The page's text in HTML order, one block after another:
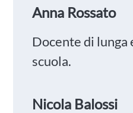
Anna Rossato
Docente di lunga
scuola.
Nicola Balossi